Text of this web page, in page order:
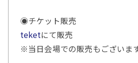
◉チケット販売
teketにて販売
※当日会場での販売もございま